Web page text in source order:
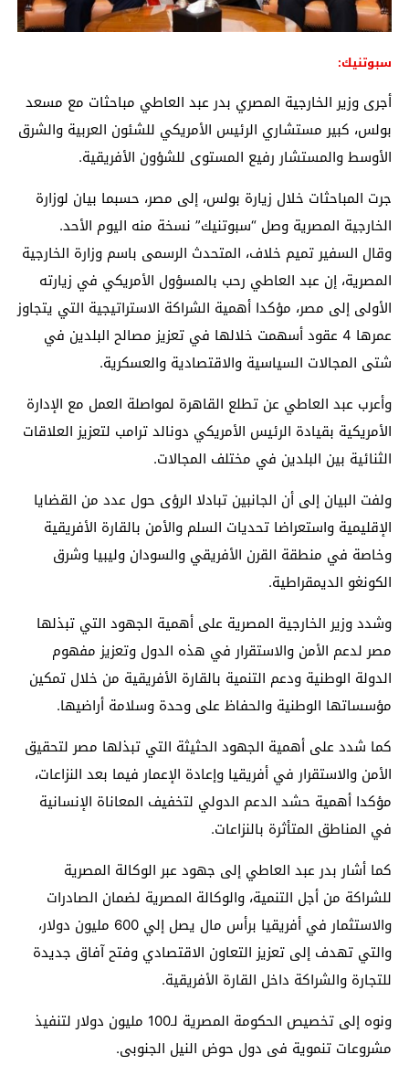
سبوتنيك:
أجرى وزير الخارجية المصري بدر عبد العاطي مباحثات مع مسعد
بولس، كبير مستشاري الرئيس الأمريكي للشئون العربية والشرق
الأوسط والمستشار رفيع المستوى للشؤون الأفريقية.
جرت المباحثات خلال زيارة بولس، إلى مصر، حسبما بيان لوزارة
الخارجية المصرية وصل “سبوتنيك” نسخة منه اليوم الأحد.
وقال السفير تميم خلاف، المتحدث الرسمى باسم وزارة الخارجية
المصرية، إن عبد العاطي رحب بالمسؤول الأمريكي في زيارته
الأولى إلى مصر، مؤكدا أهمية الشراكة الاستراتيجية التي يتجاوز
عمرها 4 عقود أسهمت خلالها في تعزيز مصالح البلدين في
شتى المجالات السياسية والاقتصادية والعسكرية.
وأعرب عبد العاطي عن تطلع القاهرة لمواصلة العمل مع الإدارة
الأمريكية بقيادة الرئيس الأمريكي دونالد ترامب لتعزيز العلاقات
الثنائية بين البلدين في مختلف المجالات.
ولفت البيان إلى أن الجانبين تبادلا الرؤى حول عدد من القضايا
الإقليمية واستعراضا تحديات السلم والأمن بالقارة الأفريقية
وخاصة في منطقة القرن الأفريقي والسودان وليبيا وشرق
الكونغو الديمقراطية.
وشدد وزير الخارجية المصرية على أهمية الجهود التي تبذلها
مصر لدعم الأمن والاستقرار في هذه الدول وتعزيز مفهوم
الدولة الوطنية ودعم التنمية بالقارة الأفريقية من خلال تمكين
مؤسساتها الوطنية والحفاظ على وحدة وسلامة أراضيها.
كما شدد على أهمية الجهود الحثيثة التي تبذلها مصر لتحقيق
الأمن والاستقرار في أفريقيا وإعادة الإعمار فيما بعد النزاعات،
مؤكدا أهمية حشد الدعم الدولي لتخفيف المعاناة الإنسانية
في المناطق المتأثرة بالنزاعات.
كما أشار بدر عبد العاطي إلى جهود عبر الوكالة المصرية
للشراكة من أجل التنمية، والوكالة المصرية لضمان الصادرات
والاستثمار في أفريقيا برأس مال يصل إلي 600 مليون دولار،
والتي تهدف إلى تعزيز التعاون الاقتصادي وفتح آفاق جديدة
للتجارة والشراكة داخل القارة الأفريقية.
ونوه إلى تخصيص الحكومة المصرية لـ100 مليون دولار لتنفيذ
مشروعات تنموية فى دول حوض النيل الجنوبى.